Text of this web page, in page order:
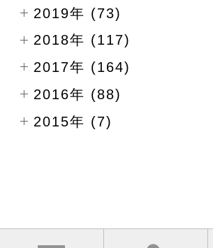
2019年 (73)
2018年 (117)
2017年 (164)
2016年 (88)
2015年 (7)